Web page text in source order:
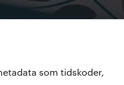
som tidskoder,